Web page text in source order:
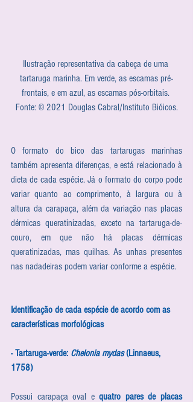
Ilustração representativa da cabeça de uma
tartaruga marinha. Em verde, as escamas pré-
frontais, e em azul, as escamas pós-orbitais.
Fonte: © 2021 Douglas Cabral/Instituto Bióicos.
O formato do bico das tartarugas marinhas
também apresenta diferenças, e está relacionado à
dieta de cada espécie. Já o formato do corpo pode
variar quanto ao comprimento, à largura ou à
altura da carapaça, além da variação nas placas
dérmicas queratinizadas, exceto na tartaruga-de-
couro, em que não há placas dérmicas
queratinizadas, mas quilhas. As unhas presentes
nas nadadeiras podem variar conforme a espécie.
Identificação de cada espécie de acordo com as
características morfológicas
- Tartaruga-verde: Chelonia mydas (Linnaeus,
1758)
Possui carapaça oval e quatro pares de placas